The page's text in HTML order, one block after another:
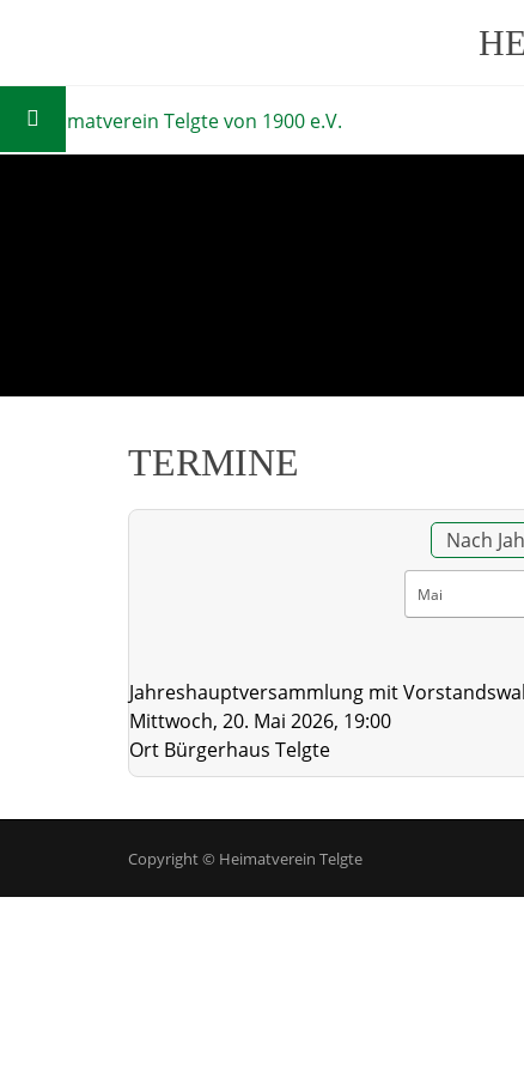
TERMINE
Nach
Jahreshauptversammlung mit
Mittwoch, 20. Mai 2026, 19:00
Ort Bürgerhaus Telgte
Copyright © Heimatverein Telgte